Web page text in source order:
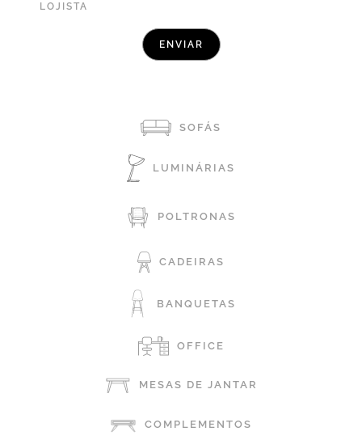
LOJISTA
SOFÁS
LUMINÁRIAS
POLTRONAS
CADEIRAS
BANQUETAS
OFFICE
MESAS DE JANTAR
COMPLEMENTOS